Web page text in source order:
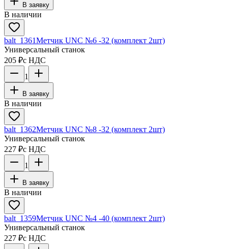
В заявку
В наличии
balt_1361Метчик UNC №6 -32 (комплект 2шт)
Универсальный станок
205 ₽с НДС
1
В заявку
В наличии
balt_1362Метчик UNC №8 -32 (комплект 2шт)
Универсальный станок
227 ₽с НДС
1
В заявку
В наличии
balt_1359Метчик UNC №4 -40 (комплект 2шт)
Универсальный станок
227 ₽с НДС